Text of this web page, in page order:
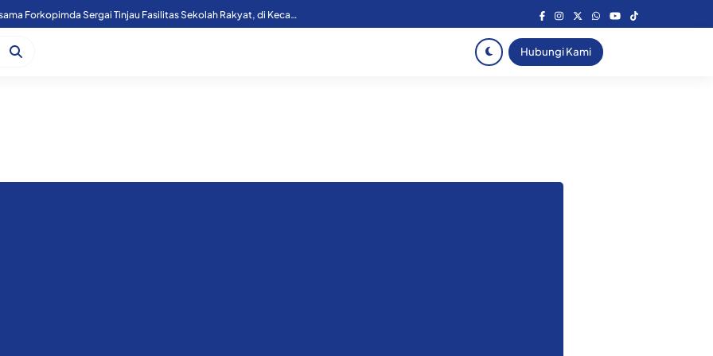
Kapoolres Sergai Bersama Forkopimda Sergai Tinjau Fasilitas Sekolah Rakyat, di Kecamatan Firdaus.
Hubungi Kami